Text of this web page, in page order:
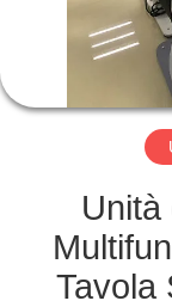
FABBRICA
DI
QUALITÀ
Unità
Tavola